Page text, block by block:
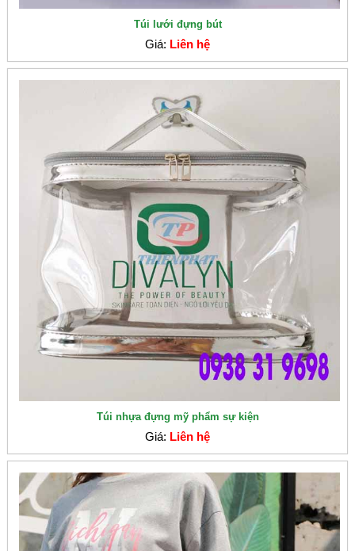
Túi lưới đựng bút
Giá: Liên hệ
Túi nhựa đựng mỹ phẩm sự kiện
Giá: Liên hệ